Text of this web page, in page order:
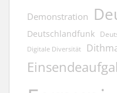
Demonstration
Deutschlandfunk
Digitale Diversität